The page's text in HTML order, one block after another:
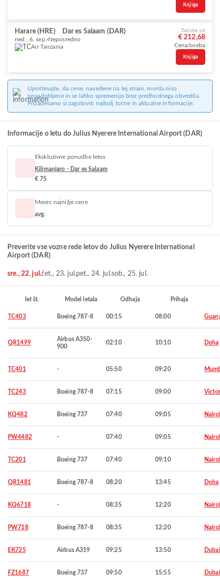
Knjiga
Harare (HRE) Dar es Salaam (DAR)
ned., 6. sep. Neposredno
Air Tanzania
Začnite od
€ 212,68
Cena/oseba
Knjiga
Upoštevajte, da cene, navedene na tej strani, morda niso
posodobljene in se lahko spremenijo brez predhodnega obvestila.
Prizadevamo si zagotoviti najbolj točne in aktualne informacije.
Informacije o letu do Julius Nyerere International Airport (DAR)
Ekskluzivne ponudbe letov
Kilimanjaro - Dar es Salaam
€ 75
Mesec najnižje cene
avg.
Preverite vse vozne rede letov do Julius Nyerere International
Airport (DAR)
sre., 22. jul.čet., 23. jul.pet., 24. jul.sob., 25. jul.
let št. Model letala Odhaja Prihaja
TC403 Boeing 787-8 00:15 08:00
QR1499
Airbus A350-
900
02:10 10:10 Doha
TC401 - 05:50 09:20
TC243 Boeing 787-8 07:15 09:00
KQ482 Boeing 737 07:40 09:05
PW4482 - 07:40 09:05
TC201 Boeing 737 07:40 09:10
QR1481 Boeing 787-8 08:20 13:45 Doha
KQ6718 - 08:35 12:20
PW718 Boeing 787-8 08:35 12:20
EK725 Airbus A319 09:25 13:50 Dubai
FZ1687 Boeing 737 09:50 15:55 Dubai